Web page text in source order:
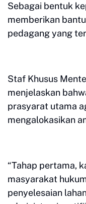
Sebagai bentuk
memberikan
pedagang yang
Staf Khusus
menjelaskan
prasyarat utama
mengalokasikan
“Tahap pertama,
masyarakat
penyelesaian